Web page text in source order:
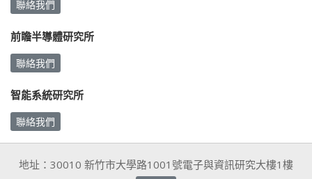
聯絡我們
前瞻半導體研究所
聯絡我們
智能系統研究所
聯絡我們
地址：30010 新竹市大學路1001號電子與資訊研究大樓1樓